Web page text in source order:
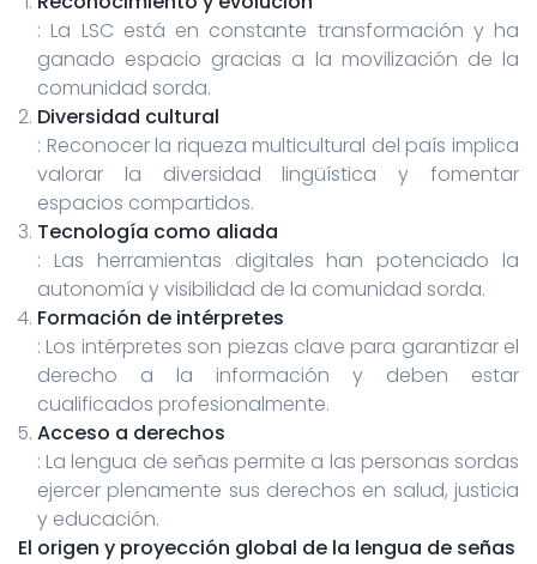
: La LSC está en constante transformación y ha
ganado espacio gracias a la movilización de la
comunidad sorda.
Diversidad cultural
: Reconocer la riqueza multicultural del país implica
valorar la diversidad lingüística y fomentar
espacios compartidos.
Tecnología como aliada
: Las herramientas digitales han potenciado la
autonomía y visibilidad de la comunidad sorda.
Formación de intérpretes
: Los intérpretes son piezas clave para garantizar el
derecho a la información y deben estar
cualificados profesionalmente.
Acceso a derechos
: La lengua de señas permite a las personas sordas
ejercer plenamente sus derechos en salud, justicia
y educación.
El origen y proyección global de la lengua de señas